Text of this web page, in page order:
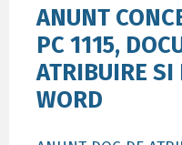
ANUNT
PC 1115,
ATRIBUIRE SI
WORD